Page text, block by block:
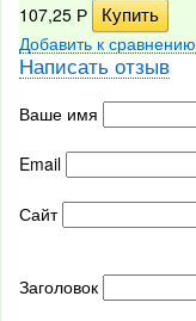
107,25 Р
Добавить к сравнению
Написать отзыв
Ваше имя
Email
Сайт
Заголовок